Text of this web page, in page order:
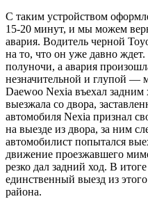
С таким устройством
15-20 минут, и мы можем
авария. Водитель черной
на то, что он уже давно
полуночи, а авария
незначительной и глупой —
Daewoo Nexia въехал задним
выезжала со двора,
автомобиля Nexia признал
на выезде из двора, за ним
автомобилист попытался
движение проезжавшего
резко дал задний ход. В
единственный выезд из
района.